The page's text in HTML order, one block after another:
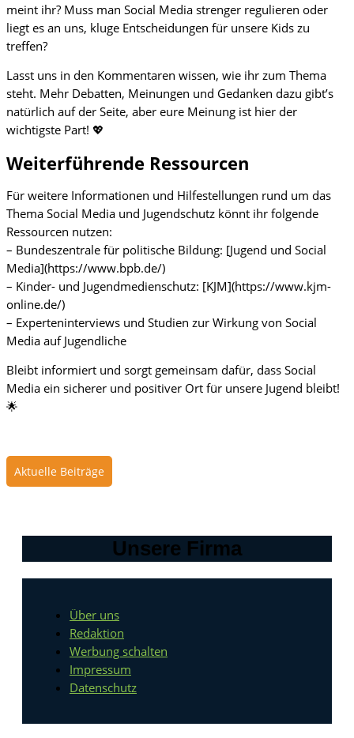
meint ihr? Muss man Social Media strenger regulieren oder
liegt es an uns, kluge Entscheidungen für unsere Kids zu
treffen?
Lasst uns in den Kommentaren wissen, wie ihr zum Thema
steht. Mehr Debatten, Meinungen und Gedanken dazu gibt’s
natürlich auf der Seite, aber eure Meinung ist hier der
wichtigste Part! 💖
Weiterführende Ressourcen
Für weitere Informationen und Hilfestellungen rund um das
Thema Social Media und Jugendschutz könnt ihr folgende
Ressourcen nutzen:
– Bundeszentrale für politische Bildung: [Jugend und Social
Media](https://www.bpb.de/)
– Kinder- und Jugendmedienschutz: [KJM](https://www.kjm-
online.de/)
– Experteninterviews und Studien zur Wirkung von Social
Media auf Jugendliche
Bleibt informiert und sorgt gemeinsam dafür, dass Social
Media ein sicherer und positiver Ort für unsere Jugend bleibt!
🌟
Aktuelle Beiträge
Unsere Firma
Über uns
Redaktion
Werbung schalten
Impressum
Datenschutz